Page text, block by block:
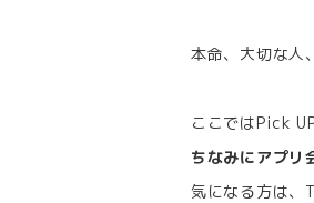
本命、大切な人
ここではPick
ちなみにアプリ
気になる方は、